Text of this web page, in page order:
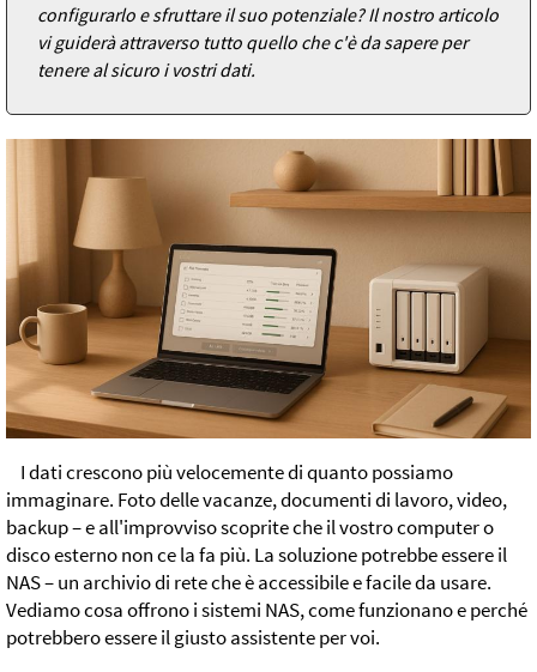
configurarlo e sfruttare il suo potenziale? Il nostro articolo
vi guiderà attraverso tutto quello che c'è da sapere per
tenere al sicuro i vostri dati.
I dati crescono più velocemente di quanto possiamo
immaginare. Foto delle vacanze, documenti di lavoro, video,
backup – e all'improvviso scoprite che il vostro computer o
disco esterno non ce la fa più. La soluzione potrebbe essere il
NAS – un archivio di rete che è accessibile e facile da usare.
Vediamo cosa offrono i sistemi NAS, come funzionano e perché
potrebbero essere il giusto assistente per voi.